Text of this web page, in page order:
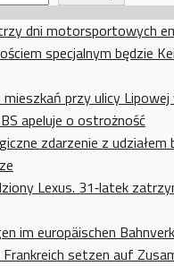
dni motorsportowych
specjalnym będzie
mieszkań przy ulicy
apeluje o ostrożność
zdarzenie z udziałem
Lexus. 31‑latek
im europäischen
setzen auf